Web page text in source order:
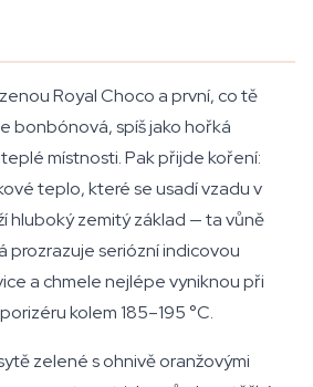
Royal Choco a první, co tě
bonbónová, spíš jako hořká
místnosti. Pak přijde koření:
teplo, které se usadí vzadu v
hluboký zemitý základ — ta vůně
prozrazuje seriózní indicovou
a chmele nejlépe vyniknou při
kolem 185–195 °C.
zelené s ohnivě oranžovými